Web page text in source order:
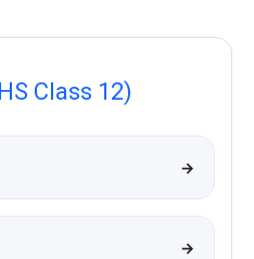
Class 12)
→
→